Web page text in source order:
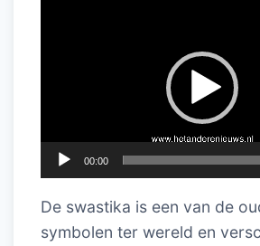
00:00
De swastika is een van de
symbolen ter wereld en